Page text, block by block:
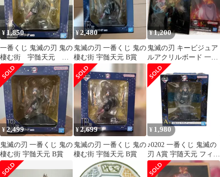
¥1,850
一番くじ 鬼滅の刃 鬼の
棲む街 宇髄天元 B
賞
¥2,480
鬼滅の刃 一番くじ 鬼の
棲む街 宇髄天元 B賞
¥1,200
鬼滅の刃 キービジュア
ルアクリルボード 一番
くじ アクリルビジュア
ルボード 煉獄
¥2,499
鬼滅の刃 一番くじ 鬼の
棲む街 宇髄天元 B賞
¥2,699
鬼滅の刃 一番くじ 鬼の
棲む街 宇髄天元 B賞
¥ 1,980
♪0202 一番くじ 鬼滅の
刃 A賞 宇随天元 フィギ
ュア 鬼の棲む街 其ノ弐
未使用 未開封